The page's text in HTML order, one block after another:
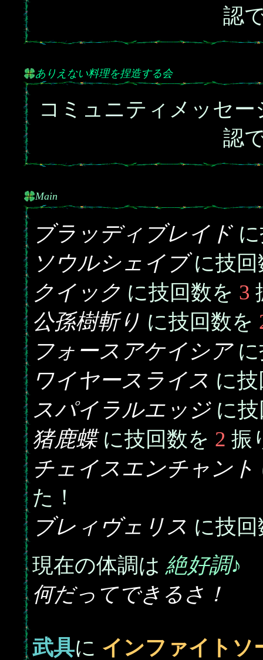
認
ありえない料理を捏造する会
コミュニティメッセ
認
Main
ブラッディブレイド
ソウルシェイブに技
クイック に技回数を 3
公孫樹斬り に技回数を
フォースアケイシアに
ワイヤースライス に
スパイラルエッジに技
猪鹿蝶に技回数を 2 振
チェイスエンチャント
た！
ブレィヴェリス に技
現在の体調は 絶好調♪
何だってできるさ！
武具に インファイトソ